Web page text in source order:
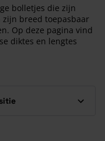
bolletjes die zijn
zijn breed toepasbaar
Op deze pagina vind
diktes en lengtes